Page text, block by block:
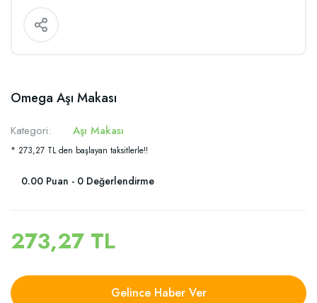
Omega Aşı Makası
Kategori Aşı Makası
* 273,27 TL den başlayan taksitlerle!!
0.00 Puan - 0 Değerlendirme
273,27 TL
Gelince Haber Ver